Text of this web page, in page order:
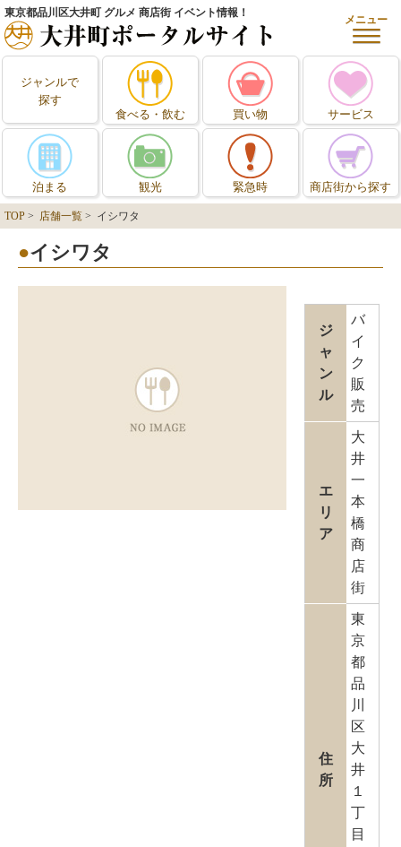
東京都品川区大井町 グルメ 商店街 イベント情報！
メニュー
ジャンルで
探す
食べる・飲む
買い物 サービス
泊まる 観光 緊急時 商店街から探す
TOP > 店舗一覧 > イシワタ
イシワタ
ジ
ャ
ン
ル
バ
イ
ク
販
売
エ
リ
ア
大
井
一
本
橋
商
店
街
住
所
東
京
都
品
川
区
大
井
１
丁
目